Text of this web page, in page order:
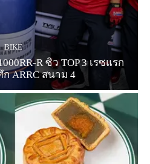
BIKE
R ซิว TOP 3 เรซแรก
ก ARRC สนาม 4